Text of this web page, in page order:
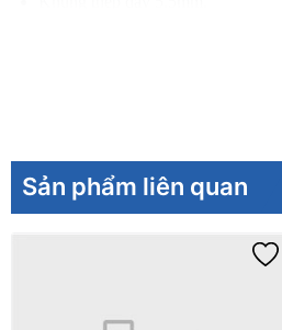
Sản phẩm liên quan